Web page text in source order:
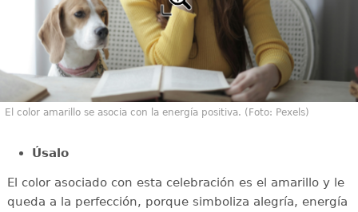
El color amarillo se asocia con la energía positiva. (Foto: Pexels)
Úsalo
El color asociado con esta celebración es el amarillo y le
queda a la perfección, porque simboliza alegría, energía